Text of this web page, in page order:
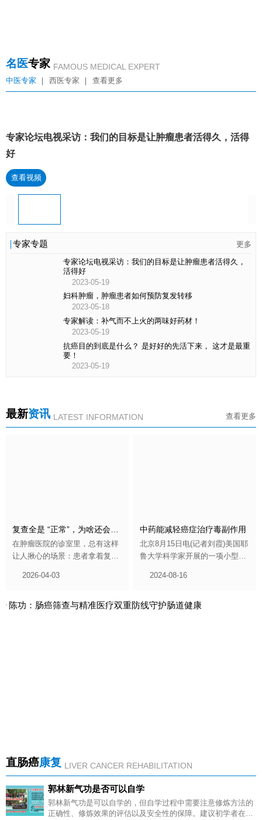
名医专家 FAMOUS MEDICAL EXPERT
中医专家
西医专家 查看更多
专家论坛电视采访：我们的目标是让肿瘤患者活得久，活得
好
查看视频
专家专题
更多
专家论坛电视采访：我们的目标是让肿瘤患者活得久，
活得好
2023-05-19
妇科肿瘤，肿瘤患者如何预防复发转移
2023-05-18
专家解读：补气而不上火的两味好药材！
2023-05-19
抗癌目的到底是什么？ 是好好的先活下来， 这才是最重
要！
2023-05-19
最新资讯 LATEST INFORMATION 查看更多
复查全是 “正常”，为啥还会转移？肿瘤科医生：别被这4个信号漏网！
在肿瘤医院的诊室里，总有这样
让人揪心的场景：患者拿着复查
常” 的结论，长舒一口气；可没
告知癌细胞已悄然转移。
2026-04-03
中药能减轻癌症治疗毒副作用
北京8月15日电(记者刘霞)美国耶
鲁大学科学家开展的一项小型试
为基础的实验药物YIV-906有助
的毒副作用。24名患者服用YIV-
2024-08-16
陈功：肠癌筛查与精准医疗双重防线守护肠道健康
直肠癌康复 LIVER CANCER REHABILITATION
郭林新气功是否可以自学
郭林新气功是可以自学的，但自学过程中需要注意修炼方法的
正确性、修炼效果的评估以及安全性的保障。建议初学者在自